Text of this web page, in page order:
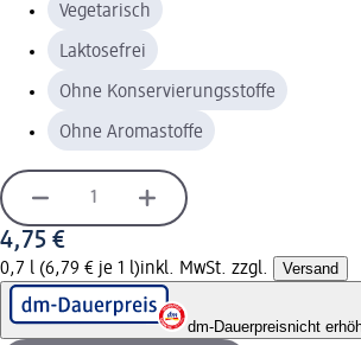
Vegetarisch
Laktosefrei
Ohne Konservierungsstoffe
Ohne Aromastoffe
4,75 €
0,7 l (6,79 € je 1 l)inkl. MwSt. zzgl. Versand
dm-Dauerpreisnicht